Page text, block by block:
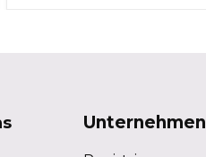
Unternehmen